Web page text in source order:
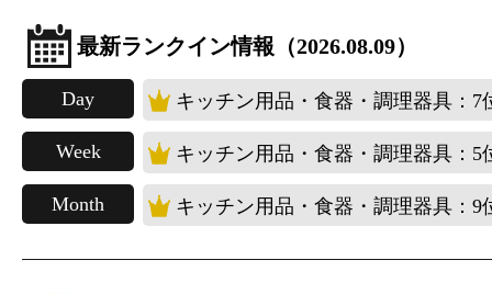
最新ランクイン情報（2026.08.09）
Day キッチン用品・食器・調理器具：7
Week キッチン用品・食器・調理器具：5
Month キッチン用品・食器・調理器具：9